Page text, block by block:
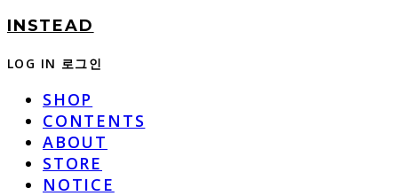
INSTEAD
LOG IN 로그인
SHOP
CONTENTS
ABOUT
STORE
NOTICE